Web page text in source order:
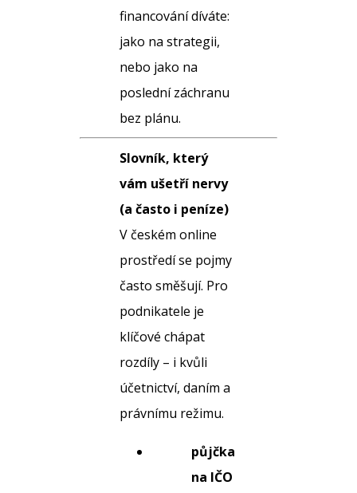
financování díváte:
jako na strategii,
nebo jako na
poslední záchranu
bez plánu.
Slovník, který
vám ušetří nervy
(a často i peníze)
V českém online
prostředí se pojmy
často směšují. Pro
podnikatele je
klíčové chápat
rozdíly – i kvůli
účetnictví, daním a
právnímu režimu.
půjčka
na IČO